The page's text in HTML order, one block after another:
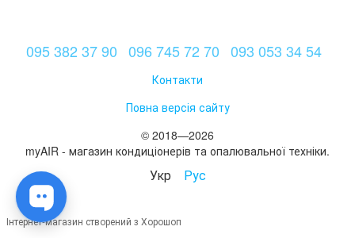
095 382 37 90 096 745 72 70 093 053 34 54
Контакти
Повна версія сайту
© 2018—2026
myAIR - магазин кондиціонерів та опалювальної техніки.
Укр Рус
Інтернет-магазин створений з Хорошоп